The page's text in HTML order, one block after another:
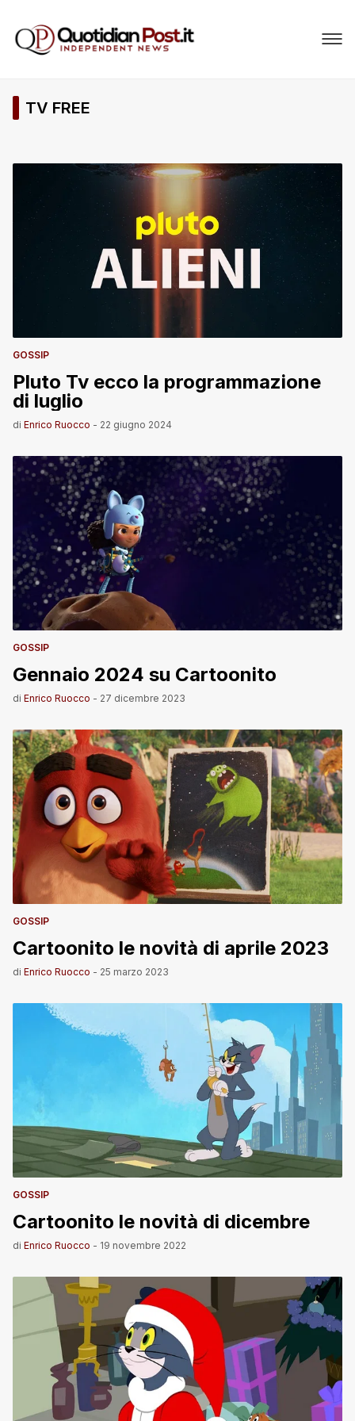
TV FREE
GOSSIP
Pluto Tv ecco la programmazione
di luglio
di Enrico Ruocco - 22 giugno 2024
GOSSIP
Gennaio 2024 su Cartoonito
di Enrico Ruocco - 27 dicembre 2023
GOSSIP
Cartoonito le novità di aprile 2023
di Enrico Ruocco - 25 marzo 2023
GOSSIP
Cartoonito le novità di dicembre
di Enrico Ruocco - 19 novembre 2022